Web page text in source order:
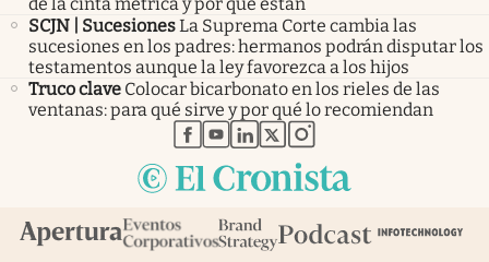
SCJN | SucesionesLa Suprema Corte cambia las
sucesiones en los padres: hermanos podrán disputar los
testamentos aunque la ley favorezca a los hijos
Truco clave Colocar bicarbonato en los rieles de las
ventanas: para qué sirve y por qué lo recomiendan
abre en nueva pestaña
abre en nueva pestaña
abre en nueva pestaña
abre en nueva pestaña
abre en nueva pestaña